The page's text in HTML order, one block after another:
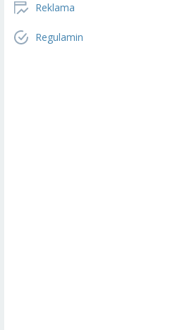
Reklama
Regulamin